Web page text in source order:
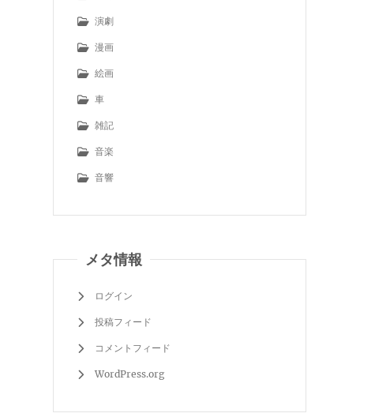
演劇
漫画
絵画
車
雑記
音楽
音響
メタ情報
ログイン
投稿フィード
コメントフィード
WordPress.org